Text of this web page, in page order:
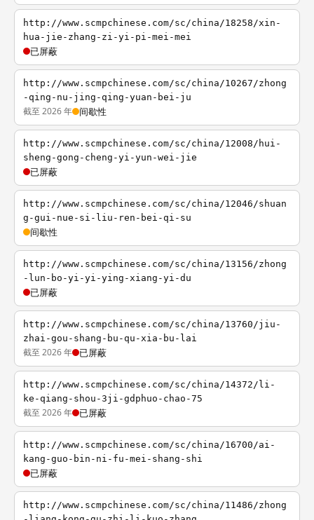
http://www.scmpchinese.com/sc/china/18258/xin-
hua-jie-zhang-zi-yi-pi-mei-mei
已屏蔽
http://www.scmpchinese.com/sc/china/10267/zhong
-qing-nu-jing-qing-yuan-bei-ju
截至 2026 年 间歇性
http://www.scmpchinese.com/sc/china/12008/hui-
sheng-gong-cheng-yi-yun-wei-jie
已屏蔽
http://www.scmpchinese.com/sc/china/12046/shuan
g-gui-nue-si-liu-ren-bei-qi-su
间歇性
http://www.scmpchinese.com/sc/china/13156/zhong
-lun-bo-yi-yi-ying-xiang-yi-du
已屏蔽
http://www.scmpchinese.com/sc/china/13760/jiu-
zhai-gou-shang-bu-qu-xia-bu-lai
截至 2026 年 已屏蔽
http://www.scmpchinese.com/sc/china/14372/li-
ke-qiang-shou-3ji-gdphuo-chao-75
截至 2026 年 已屏蔽
http://www.scmpchinese.com/sc/china/16700/ai-
kang-guo-bin-ni-fu-mei-shang-shi
已屏蔽
http://www.scmpchinese.com/sc/china/11486/zhong